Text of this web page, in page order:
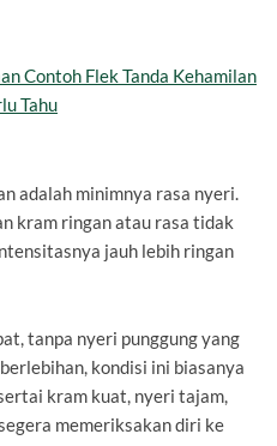
Contoh Flek Tanda Kehamilan
Tahu
adalah minimnya rasa nyeri.
kram ringan atau rasa tidak
jauh lebih ringan
tanpa nyeri punggung yang
kondisi ini biasanya
kram kuat, nyeri tajam,
memeriksakan diri ke